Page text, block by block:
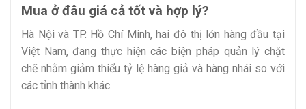
Mua ở đâu giá cả tốt và hợp lý?
Hà Nội và TP. Hồ Chí Minh, hai đô thị lớn hàng đầu tại
Việt Nam, đang thực hiện các biện pháp quản lý chặt
chẽ nhằm giảm thiểu tỷ lệ hàng giả và hàng nhái so với
các tỉnh thành khác.